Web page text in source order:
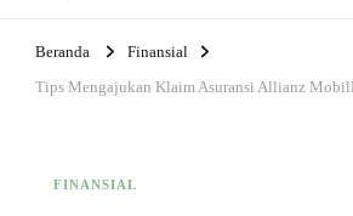
Beranda
Finansial
Tips Mengajukan Klaim Asuransi Allianz
FINANSIAL